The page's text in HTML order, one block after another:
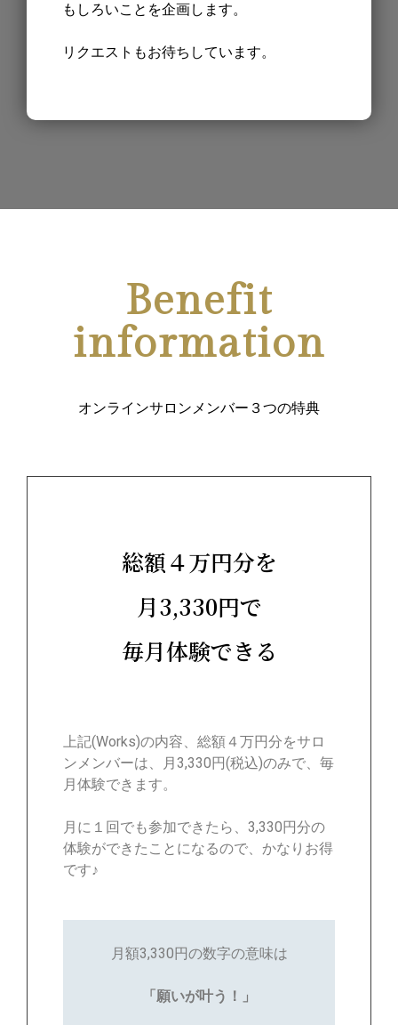
もしろいことを企画します。
リクエストもお待ちしています。
Benefit
information
オンラインサロンメンバー３つの特典
総額４万円分を
月3,330円で
毎月体験できる
上記(Works)の内容、総額４万円分をサロ
ンメンバーは、月3,330円(税込)のみで、毎
月体験できます。
月に１回でも参加できたら、3,330円分の
体験ができたことになるので、かなりお得
です♪
月額3,330円の数字の意味は
「願いが叶う！」